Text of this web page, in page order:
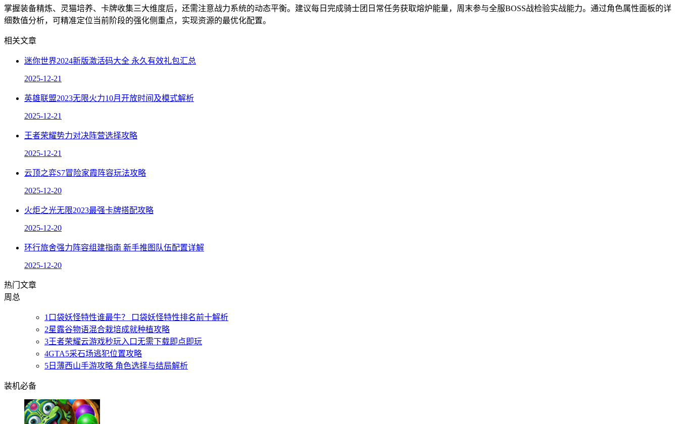
掌握装备精炼、灵猫培养、卡牌收集三大维度后，还需注意战力系统的动态平衡。建议每日完成骑士团日常任务获取熔炉能量，周末参与全服BOSS战检验实战能力。通过角色属性面板的详
细数值分析，可精准定位当前阶段的强化侧重点，实现资源的最优化配置。
相关文章
迷你世界2024新版激活码大全 永久有效礼包汇总
2025-12-21
英雄联盟2023无限火力10月开放时间及模式解析
2025-12-21
王者荣耀势力对决阵营选择攻略
2025-12-21
云顶之弈S7冒险家霞阵容玩法攻略
2025-12-20
火炬之光无限2023最强卡牌搭配攻略
2025-12-20
环行旅舍强力阵容组建指南 新手推图队伍配置详解
2025-12-20
热门文章
周 总
1 口袋妖怪特性谁最牛？ 口袋妖怪特性排名前十解析
2星露谷物语混合栽培成就种植攻略
3王者荣耀云游戏秒玩入口无需下载即点即玩
4GTA5采石场逃犯位置攻略
5 日薄西山手游攻略 角色选择与结局解析
装机必备